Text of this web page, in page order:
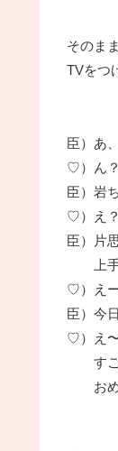
そのま
TVをつ
臣）あ
♡）ん？
臣）岩
♡）え？
臣）片
上手
♡）え
臣）今
♡）え
すご
おめ